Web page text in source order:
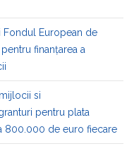
Fondul European de
finanțarea a
si
pentru plata
800.000 de euro fiecare